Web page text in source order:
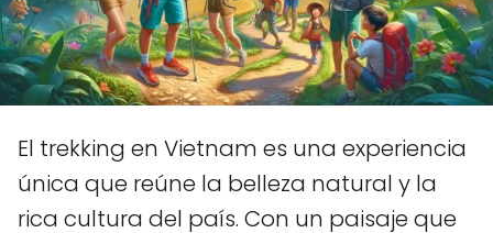
El trekking en Vietnam es una experiencia
única que reúne la belleza natural y la
rica cultura del país. Con un paisaje que